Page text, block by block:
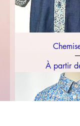
À partir
Prix